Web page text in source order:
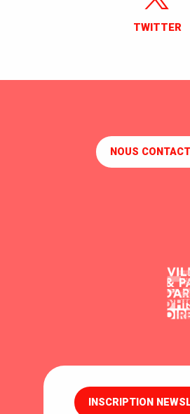
TWITTER
NOUS
INSCRIPTION